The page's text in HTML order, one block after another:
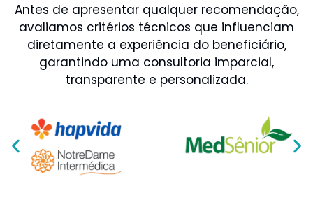
Antes de apresentar qualquer recomendação,
avaliamos critérios técnicos que influenciam
diretamente a experiência do beneficiário,
garantindo uma consultoria imparcial,
transparente e personalizada.